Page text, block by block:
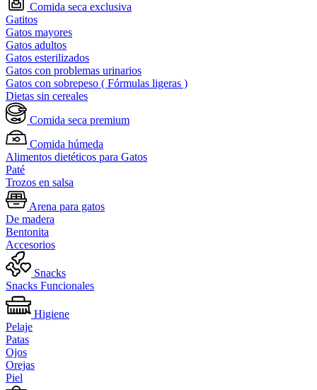
Comida seca exclusiva
Gatitos
Gatos mayores
Gatos adultos
Gatos esterilizados
Gatos con problemas urinarios
Gatos con sobrepeso ( Fórmulas ligeras )
Dietas sin cereales
Comida seca premium
Comida húmeda
Alimentos dietéticos para Gatos
Paté
Trozos en salsa
Arena para gatos
De madera
Bentonita
Accesorios
Snacks
Snacks Funcionales
Higiene
Pelaje
Patas
Ojos
Orejas
Piel